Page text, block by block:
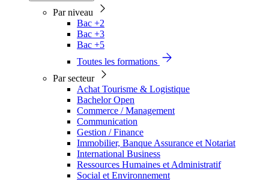
Par niveau
Bac +2
Bac +3
Bac +5
Toutes les formations
Par secteur
Achat Tourisme & Logistique
Bachelor Open
Commerce / Management
Communication
Gestion / Finance
Immobilier, Banque Assurance et Notariat
International Business
Ressources Humaines et Administratif
Social et Environnement